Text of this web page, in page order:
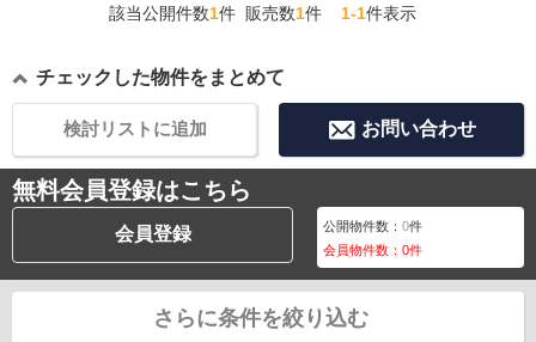
該当公開件数1件 販売数1件1-1件表示
チェックした物件をまとめて
お問い合わせ
検討リストに追加
無料会員登録はこちら
会員登録 公開物件数：0件
会員物件数：0件
さらに条件を絞り込む